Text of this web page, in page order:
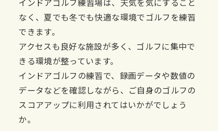
インドアゴルフ練習場は、天気を気にすること
なく、夏でも冬でも快適な環境でゴルフを練習
できます。
アクセスも良好な施設が多く、ゴルフに集中で
きる環境が整っています。
インドアゴルフの練習で、録画データや数値の
データなどを確認しながら、ご自身のゴルフの
スコアアップに利用されてはいかがでしょう
か。